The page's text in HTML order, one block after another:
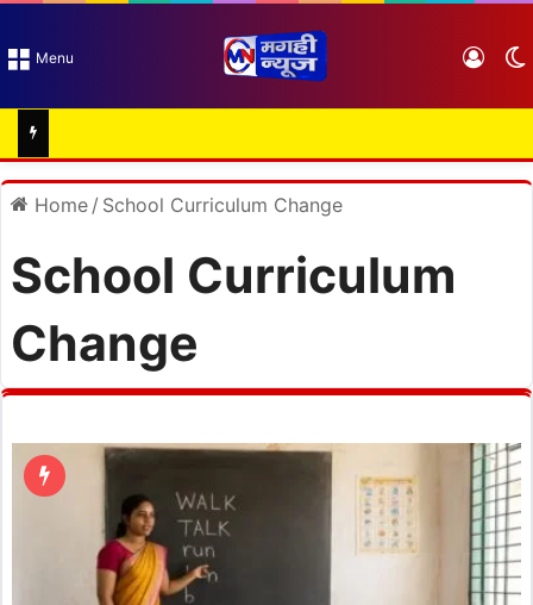
Menu Log
Home / School Curriculum Change
School Curriculum
Change